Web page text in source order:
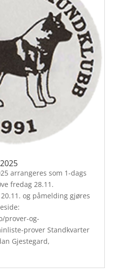
arrangeres som 1-dags
fredag 28.11.
og påmelding gjøres
prover-og-
prover Standkvarter
Gjestegard,